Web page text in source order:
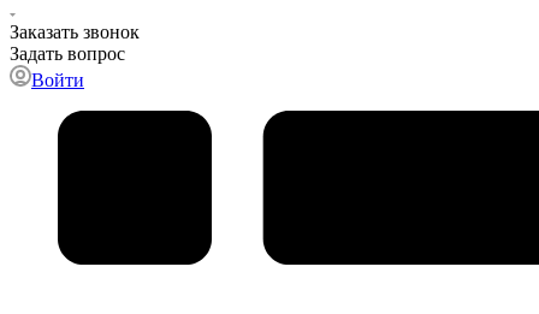
Заказать звонок
Задать вопрос
Войти